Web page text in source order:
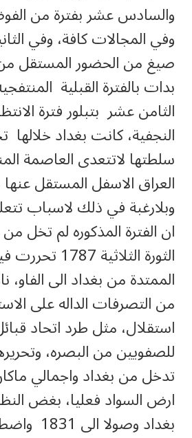
والسادس عشر بفترة من
وفي المجالات كافة، وفي
صيغ من الحضور المستقل
بدات بالفترة القبلية
الثامن عشر بتبلور فترة
النجفية، كانت بغداد خلالها
سلطتها لاتتعدى العاصمة
العراق الاسفل المستقل
وبلارغبة في ذلك لاسباب
ان الفترة المذكوره لم تخل
الثورة الثلاثية
الممتدة من بغداد الى
من التصرفات الداله على
استقلال، مثل طرد اتحاد
للصفويين من البصره،
تدخل من بغداد واجمالي
ارض السواد فعليا، بغض
بغداد